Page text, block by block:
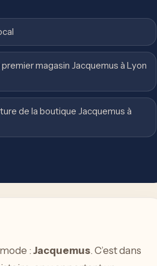
magasin Jacquemus à Lyon
de la boutique Jacquemus à
: Jacquemus. C’est dans